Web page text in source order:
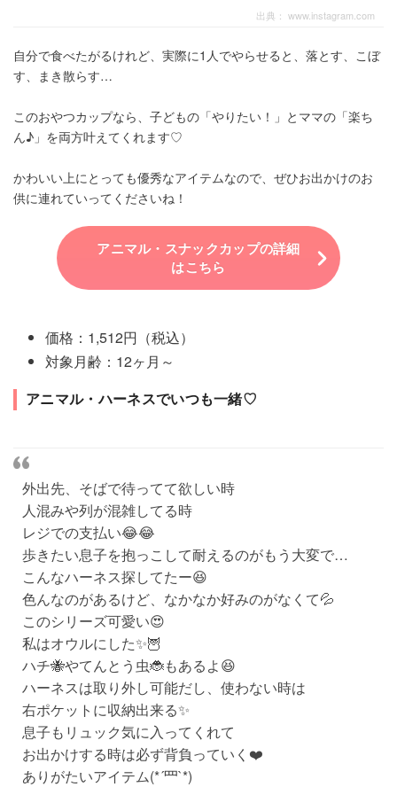
出典： www.instagram.com
自分で食べたがるけれど、実際に1人でやらせると、落とす、こぼ
す、まき散らす…
このおやつカップなら、子どもの「やりたい！」とママの「楽ち
ん♪」を両方叶えてくれます♡
かわいい上にとっても優秀なアイテムなので、ぜひお出かけのお
供に連れていってくださいね！
アニマル・スナックカップの詳細
はこちら
価格：1,512円（税込）
対象月齢：12ヶ月～
アニマル・ハーネスでいつも一緒♡
外出先、そばで待ってて欲しい時
人混みや列が混雑してる時
レジでの支払い😂😂
歩きたい息子を抱っこして耐えるのがもう大変で…
こんなハーネス探してたー😆
色んなのがあるけど、なかなか好みのがなくて💦
このシリーズ可愛い😍
私はオウルにした✨🦉
ハチ🐝やてんとう虫🐞もあるよ😆
ハーネスは取り外し可能だし、使わない時は
右ポケットに収納出来る✨
息子もリュック気に入ってくれて
お出かけする時は必ず背負っていく❤️
ありがたいアイテム(*´罒`*)